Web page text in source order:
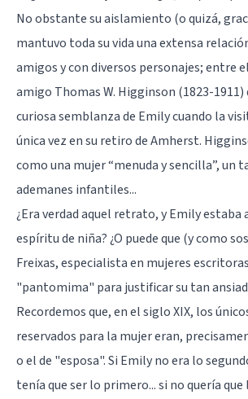
No obstante su aislamiento (o quizá,
mantuvo toda su vida una extensa
amigos y con diversos personajes; entre
amigo Thomas W. Higginson (1823-1911)
curiosa semblanza de Emily cuando la
única vez en su retiro de Amherst.
como una mujer “menuda y sencilla”, un
ademanes infantiles...
¿Era verdad aquel retrato, y Emily estaba
espíritu de niña? ¿O puede que (y como
Freixas, especialista en mujeres
"pantomima" para justificar su tan
Recordemos que, en el siglo XIX, los
reservados para la mujer eran,
o el de "esposa". Si Emily no era lo
tenía que ser lo primero... si no quería